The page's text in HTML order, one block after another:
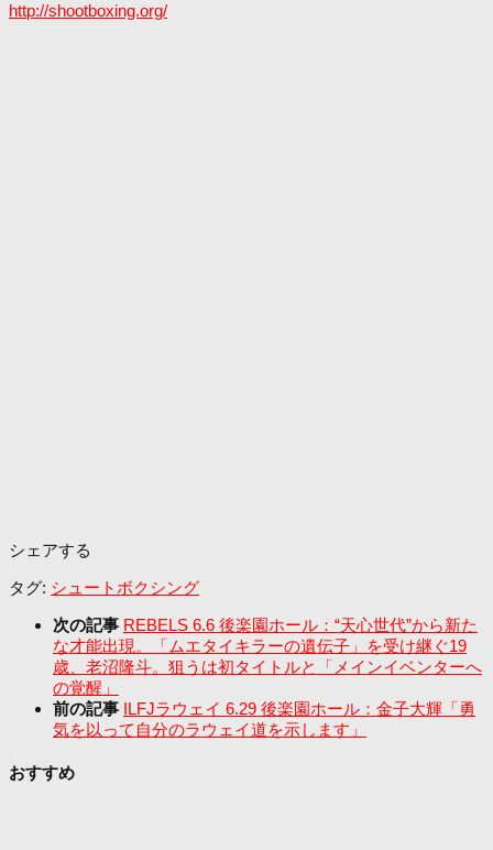
http://shootboxing.org/
シェアする
タグ: シュートボクシング
次の記事 REBELS 6.6 後楽園ホール：“天心世代”から新た
な才能出現。「ムエタイキラーの遺伝子」を受け継ぐ19
歳、老沼隆斗。狙うは初タイトルと「メインイベンターへ
の覚醒」
前の記事 ILFJラウェイ 6.29 後楽園ホール：金子大輝「勇
気を以って自分のラウェイ道を示します」
おすすめ